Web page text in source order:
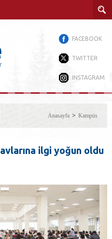
FACEBOOK
TWITTER
INSTAGRAM
Anasayfa Kampüs
ilgi yoğun oldu